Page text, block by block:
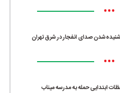
•••
صدای انفجار در شرق تهران
•••
ابتدایی حمله به مدرسه میناب